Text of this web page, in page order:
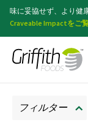
味に妥協せず、より健
Craveable Impactをご
索
フィルター